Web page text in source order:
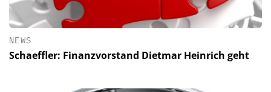
NEWS
Schaeffler: Finanzvorstand Dietmar Heinrich geht